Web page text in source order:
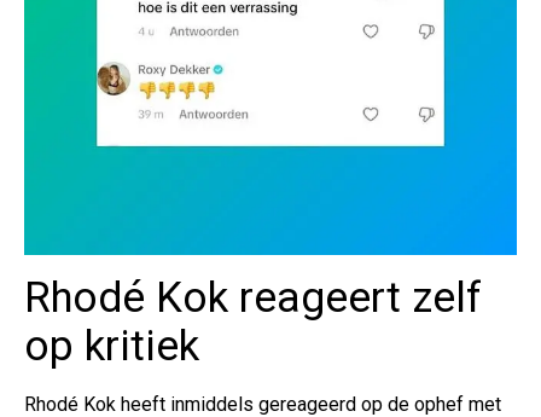
Rhodé Kok reageert zelf
op kritiek
Rhodé Kok heeft inmiddels gereageerd op de ophef met